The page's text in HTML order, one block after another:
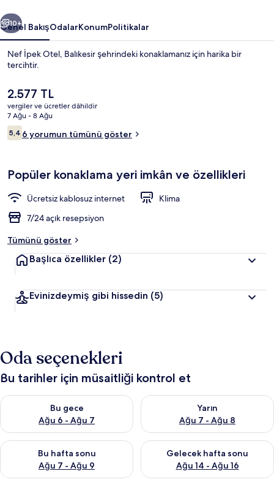
Sonraki
10+
Genel BakışOdalarKonumPolitikalar
Nef İpek Otel, Balıkesir şehrindeki konaklamanız için harika bir
tercihtir.
Şu
anki
fiyat
2.577 TL
2.577 TL
vergiler ve ücretler dâhildir
7 Ağu - 8 Ağu
Yorumlar
5,45,4/10
6 yorumun tümünü göster
Popüler konaklama yeri imkân ve özellikleri
Ücretsiz kablosuz internet
Klima
7/24 açık resepsiyon
Tümünü göster
Başlıca özellikler (2)
Evinizdeymiş gibi hissedin (5)
Oda seçenekleri
Bu tarihler için müsaitliği kontrol et
Bu gece
Ağu 6 - Ağu 7
Bu gece için müsaitliği kontrol et Ağu 6 - Ağu 7
Yarın
Ağu 7 - Ağu 8
Yarın için müsaitliği kontrol
Bu hafta sonu
Ağu 7 - Ağu 9
Bu hafta sonu için müsaitliği kontrol et Ağu 7 - Ağu 9
Gelecek hafta sonu
Ağu 14 - Ağu 16
Önümüzdeki hafta sonu için